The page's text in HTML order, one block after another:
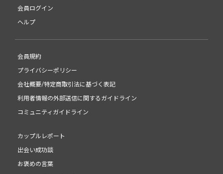
会員ログイン
ヘルプ
会員規約
プライバシーポリシー
会社概要/特定商取引法に基づく表記
利用者情報の外部送信に関するガイドライン
コミュニティガイドライン
カップルレポート
出会い成功談
お褒めの言葉